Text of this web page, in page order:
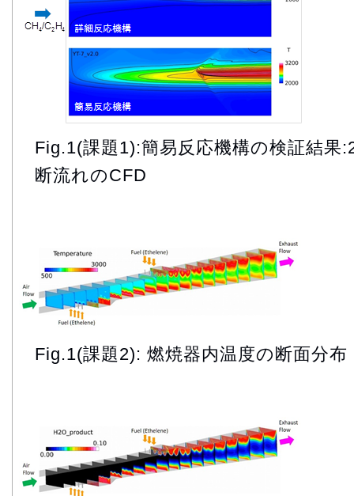
Fig.1(課題1):簡易反応機構の検証結果
断流れのCFD
Fig.1(課題2): 燃焼器内温度の断面分布